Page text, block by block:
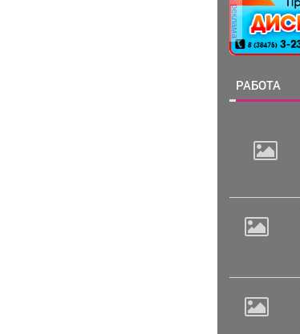
реклама
РАБОТА